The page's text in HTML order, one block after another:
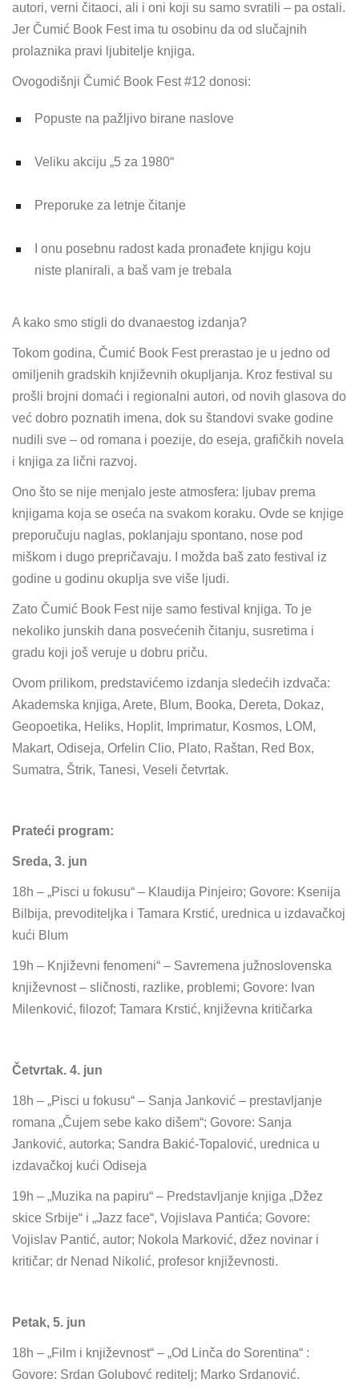
autori, verni čitaoci, ali i oni koji su samo svratili – pa ostali.
Jer Čumić Book Fest ima tu osobinu da od slučajnih
prolaznika pravi ljubitelje knjiga.
Ovogodišnji Čumić Book Fest #12 donosi:
Popuste na pažljivo birane naslove
Veliku akciju „5 za 1980“
Preporuke za letnje čitanje
I onu posebnu radost kada pronađete knjigu koju
niste planirali, a baš vam je trebala
A kako smo stigli do dvanaestog izdanja?
Tokom godina, Čumić Book Fest prerastao je u jedno od
omiljenih gradskih književnih okupljanja. Kroz festival su
prošli brojni domaći i regionalni autori, od novih glasova do
već dobro poznatih imena, dok su štandovi svake godine
nudili sve – od romana i poezije, do eseja, grafičkih novela
i knjiga za lični razvoj.
Ono što se nije menjalo jeste atmosfera: ljubav prema
knjigama koja se oseća na svakom koraku. Ovde se knjige
preporučuju naglas, poklanjaju spontano, nose pod
miškom i dugo prepričavaju. I možda baš zato festival iz
godine u godinu okuplja sve više ljudi.
Zato Čumić Book Fest nije samo festival knjiga. To je
nekoliko junskih dana posvećenih čitanju, susretima i
gradu koji još veruje u dobru priču.
Ovom prilikom, predstavićemo izdanja sledećih izdvača:
Akademska knjiga, Arete, Blum, Booka, Dereta, Dokaz,
Geopoetika, Heliks, Hoplit, Imprimatur, Kosmos, LOM,
Makart, Odiseja, Orfelin Clio, Plato, Raštan, Red Box,
Sumatra, Štrik, Tanesi, Veseli četvrtak.
Prateći program:
Sreda, 3. jun
18h – „Pisci u fokusu“ – Klaudija Pinjeiro; Govore: Ksenija
Bilbija, prevoditeljka i Tamara Krstić, urednica u izdavačkoj
kući Blum
19h – Književni fenomeni“ – Savremena južnoslovenska
književnost – sličnosti, razlike, problemi; Govore: Ivan
Milenković, filozof; Tamara Krstić, književna kritičarka
Četvrtak. 4. jun
18h – „Pisci u fokusu“ – Sanja Janković – prestavljanje
romana „Čujem sebe kako dišem“; Govore: Sanja
Janković, autorka; Sandra Bakić-Topalović, urednica u
izdavačkoj kući Odiseja
19h – „Muzika na papiru“ – Predstavljanje knjiga „Džez
skice Srbije“ i „Jazz face“, Vojislava Pantića; Govore:
Vojislav Pantić, autor; Nokola Marković, džez novinar i
kritičar; dr Nenad Nikolić, profesor književnosti.
Petak, 5. jun
18h – „Film i književnost“ – „Od Linča do Sorentina“ :
Govore: Srdan Golubovć reditelj; Marko Srdanović.